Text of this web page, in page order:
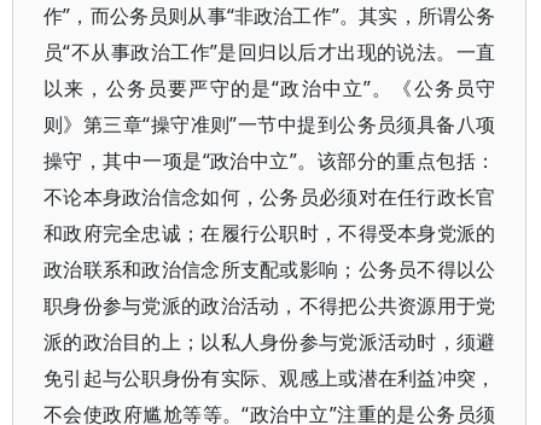
作”，而公务员则从事“非政治工作”。其实，所谓公务
员“不从事政治工作”是回归以后才出现的说法。一直
以来，公务员要严守的是“政治中立”。《公务员守
则》第三章“操守准则”一节中提到公务员须具备八项
操守，其中一项是“政治中立”。该部分的重点包括：
不论本身政治信念如何，公务员必须对在任行政长官
和政府完全忠诚；在履行公职时，不得受本身党派的
政治联系和政治信念所支配或影响；公务员不得以公
职身份参与党派的政治活动，不得把公共资源用于党
派的政治目的上；以私人身份参与党派活动时，须避
免引起与公职身份有实际、观感上或潜在利益冲突，
不会使政府尴尬等等。“政治中立”注重的是公务员须